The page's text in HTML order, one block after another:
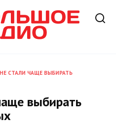
СТАЛИ ЧАЩЕ ВЫБИРАТЬ
выбирать